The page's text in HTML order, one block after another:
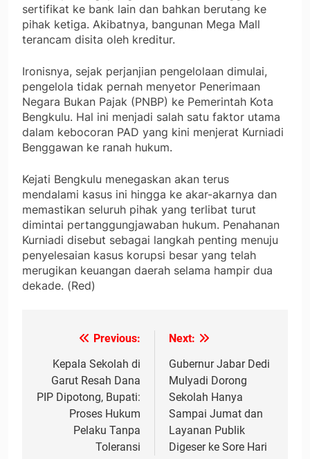
sertifikat ke bank lain dan bahkan berutang ke
pihak ketiga. Akibatnya, bangunan Mega Mall
terancam disita oleh kreditur.
Ironisnya, sejak perjanjian pengelolaan dimulai,
pengelola tidak pernah menyetor Penerimaan
Negara Bukan Pajak (PNBP) ke Pemerintah Kota
Bengkulu. Hal ini menjadi salah satu faktor utama
dalam kebocoran PAD yang kini menjerat Kurniadi
Benggawan ke ranah hukum.
Kejati Bengkulu menegaskan akan terus
mendalami kasus ini hingga ke akar-akarnya dan
memastikan seluruh pihak yang terlibat turut
dimintai pertanggungjawaban hukum. Penahanan
Kurniadi disebut sebagai langkah penting menuju
penyelesaian kasus korupsi besar yang telah
merugikan keuangan daerah selama hampir dua
dekade. (Red)
Navigasi
pos
Previous:
Kepala Sekolah di
Garut Resah Dana
PIP Dipotong, Bupati:
Proses Hukum
Pelaku Tanpa
Toleransi
Next:
Gubernur Jabar Dedi
Mulyadi Dorong
Sekolah Hanya
Sampai Jumat dan
Layanan Publik
Digeser ke Sore Hari